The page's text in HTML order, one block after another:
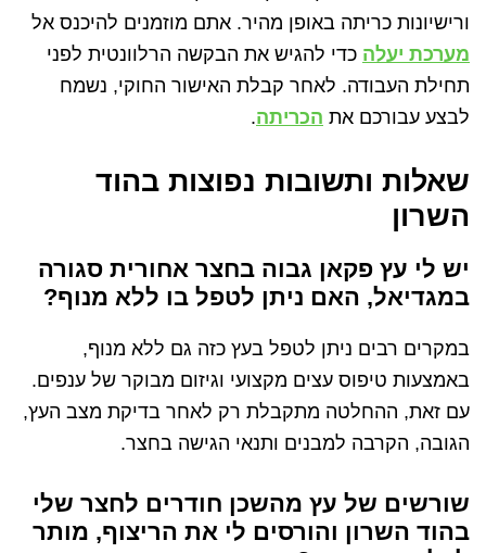
ורישיונות כריתה באופן מהיר. אתם מוזמנים להיכנס אל
מערכת יעלה כדי להגיש את הבקשה הרלוונטית לפני
תחילת העבודה. לאחר קבלת האישור החוקי, נשמח
לבצע עבורכם את הכריתה.
שאלות ותשובות נפוצות בהוד
השרון
יש לי עץ פקאן גבוה בחצר אחורית סגורה
במגדיאל, האם ניתן לטפל בו ללא מנוף?
במקרים רבים ניתן לטפל בעץ כזה גם ללא מנוף,
באמצעות טיפוס עצים מקצועי וגיזום מבוקר של ענפים.
עם זאת, ההחלטה מתקבלת רק לאחר בדיקת מצב העץ,
הגובה, הקרבה למבנים ותנאי הגישה בחצר.
שורשים של עץ מהשכן חודרים לחצר שלי
בהוד השרון והורסים לי את הריצוף, מותר